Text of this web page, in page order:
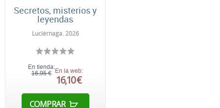
Secretos, misterios y
leyendas
Luciérnaga. 2026
En tienda:
16,95 € En la web:
16,10 €
COMPRAR